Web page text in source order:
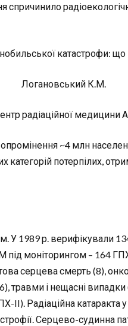
катастрофи: що
Логановський К.М.
радіаційної медицини
~4 млн
категорій потерпілих,
У 1989 р. верифікували
моніторингом – 164
серцева смерть (8),
травми і нещасні
II). Радіаційна
Серцево-судинна